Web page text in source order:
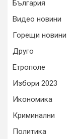
България
Видео новини
Горещи новини
Друго
Етрополе
Избори 2023
Икономика
Криминални
Политика